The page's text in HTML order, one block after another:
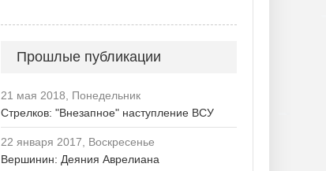
Прошлые публикации
21 мая 2018, Понедельник
Стрелков: "Внезапное" наступление ВСУ
22 января 2017, Воскресенье
Вершинин: Деяния Аврелиана